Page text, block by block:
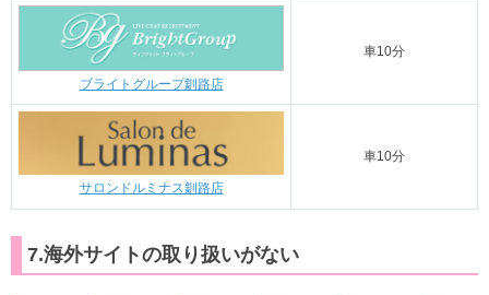
ブライトグループ釧路店
車10分
サロンドルミナス釧路店
車10分
7.海外サイトの取り扱いがない